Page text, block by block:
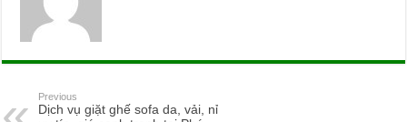
Previous
Dịch vụ giặt ghế sofa da, vải, nỉ